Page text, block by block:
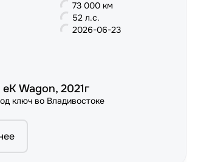
73 000 км
52 л.с.
2026-06-23
Wagon, 2021г
ключ во Владивостоке